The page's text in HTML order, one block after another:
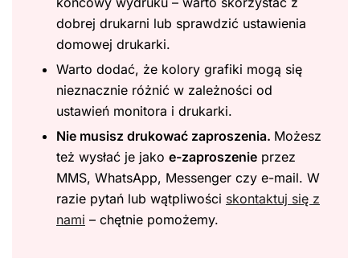
dobrej drukarni lub sprawdzić ustawienia
domowej drukarki.
Warto dodać, że kolory grafiki mogą się
nieznacznie różnić w zależności od
ustawień monitora i drukarki.
Nie musisz drukować zaproszenia. Możesz
też wysłać je jako e-zaproszenie przez
MMS, WhatsApp, Messenger czy e-mail. W
razie pytań lub wątpliwości skontaktuj się z
nami – chętnie pomożemy.